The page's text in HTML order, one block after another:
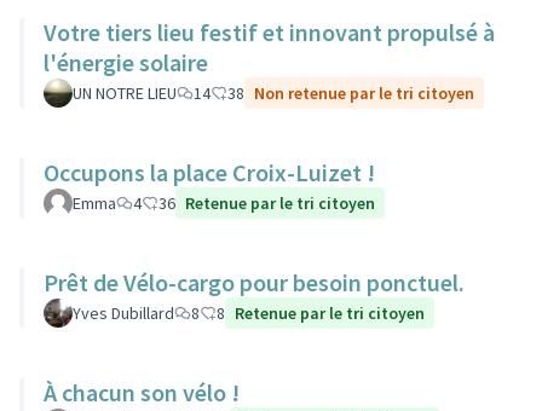
Votre tiers lieu festif et innovant propulsé à
l'énergie solaire
UN NOTRE LIEU 14 38 Non retenue par le tri citoyen
Occupons la place Croix-Luizet !
Emma 4 36 Retenue par le tri citoyen
Prêt de Vélo-cargo pour besoin ponctuel.
Yves Dubillard 8 8 Retenue par le tri citoyen
À chacun son vélo !